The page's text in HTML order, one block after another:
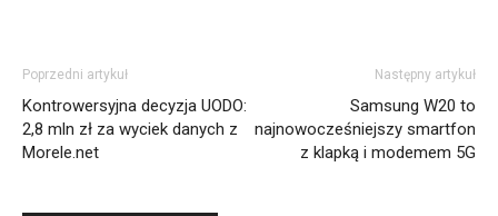
Poprzedni artykuł
Kontrowersyjna decyzja UODO:
2,8 mln zł za wyciek danych z
Morele.net
Następny artykuł
Samsung W20 to
najnowocześniejszy smartfon
z klapką i modemem 5G